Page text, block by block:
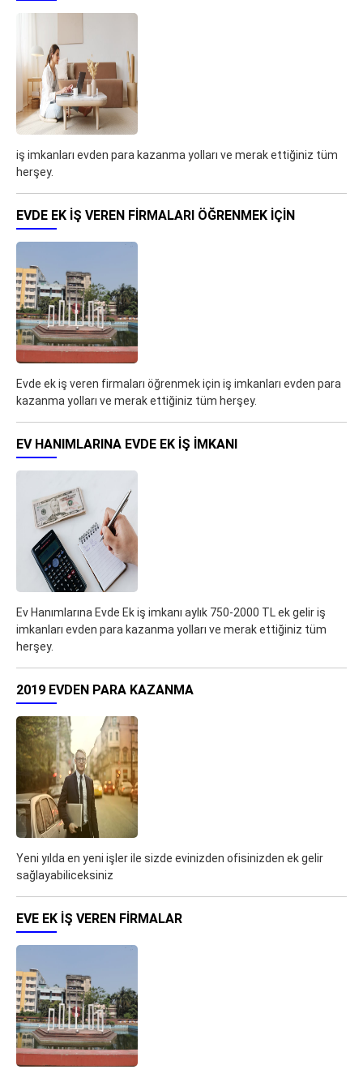
iş imkanları evden para kazanma yolları ve merak ettiğiniz tüm
herşey.
EVDE EK IŞ VEREN FIRMALARI ÖĞRENMEK IÇIN
Evde ek iş veren firmaları öğrenmek için iş imkanları evden para
kazanma yolları ve merak ettiğiniz tüm herşey.
EV HANIMLARINA EVDE EK IŞ IMKANI
Ev Hanımlarına Evde Ek iş imkanı aylık 750-2000 TL ek gelir iş
imkanları evden para kazanma yolları ve merak ettiğiniz tüm
herşey.
2019 EVDEN PARA KAZANMA
Yeni yılda en yeni işler ile sizde evinizden ofisinizden ek gelir
sağlayabiliceksiniz
EVE EK IŞ VEREN FIRMALAR